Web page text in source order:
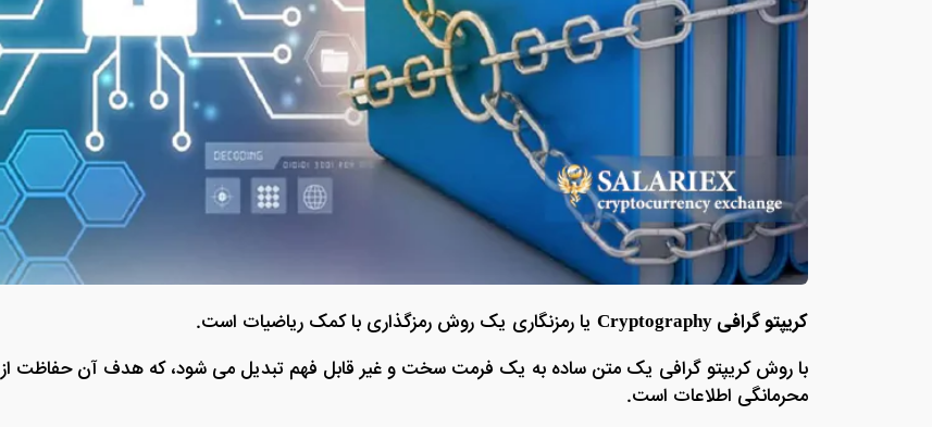
کریپتو گرافی Cryptography
یا رمزنگاری یک روش رمزگذاری با کمک ریاضیات است.
با روش کریپتو گرافی یک متن ساده به یک فرمت سخت و غیر قابل فهم تبدیل می شود، که هدف آن حفاظت از
محرمانگی اطلاعات است.